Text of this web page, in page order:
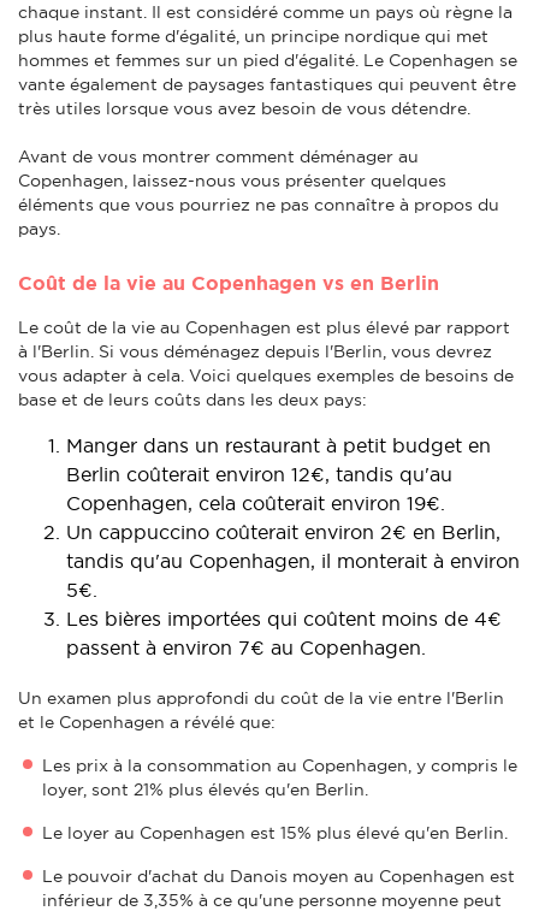
chaque instant. Il est considéré comme un pays où règne la
plus haute forme d'égalité, un principe nordique qui met
hommes et femmes sur un pied d'égalité. Le Copenhagen se
vante également de paysages fantastiques qui peuvent être
très utiles lorsque vous avez besoin de vous détendre.
Avant de vous montrer comment déménager au
Copenhagen, laissez-nous vous présenter quelques
éléments que vous pourriez ne pas connaître à propos du
pays.
Coût de la vie au Copenhagen vs en Berlin
Le coût de la vie au Copenhagen est plus élevé par rapport
à l'Berlin. Si vous déménagez depuis l'Berlin, vous devrez
vous adapter à cela. Voici quelques exemples de besoins de
base et de leurs coûts dans les deux pays:
Manger dans un restaurant à petit budget en
Berlin coûterait environ 12€, tandis qu'au
Copenhagen, cela coûterait environ 19€.
Un cappuccino coûterait environ 2€ en Berlin,
tandis qu'au Copenhagen, il monterait à environ
5€.
Les bières importées qui coûtent moins de 4€
passent à environ 7€ au Copenhagen.
Un examen plus approfondi du coût de la vie entre l'Berlin
et le Copenhagen a révélé que:
Les prix à la consommation au Copenhagen, y compris le
loyer, sont 21% plus élevés qu'en Berlin.
Le loyer au Copenhagen est 15% plus élevé qu'en Berlin.
Le pouvoir d'achat du Danois moyen au Copenhagen est
inférieur de 3,35% à ce qu'une personne moyenne peut